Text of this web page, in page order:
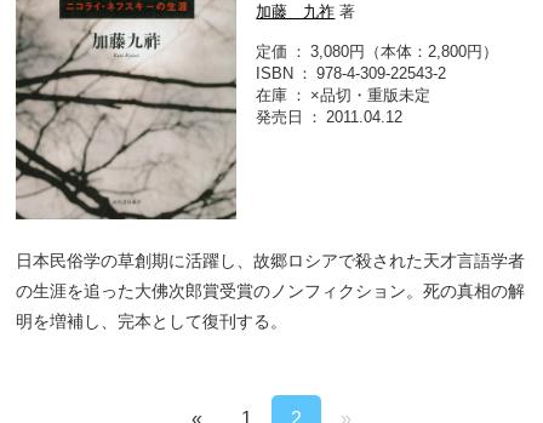
加藤 九祚 著
定価
3,080円（本体：2,800円）
ISBN
978-4-309-22543-2
在庫
×品切・重版未定
発売日
2011.04.12
日本民俗学の草創期に活躍し、故郷ロシアで殺された天才言語学者
の生涯を追った大佛次郎賞受賞のノンフィクション。死の真相の解
明を増補し、完本として復刊する。